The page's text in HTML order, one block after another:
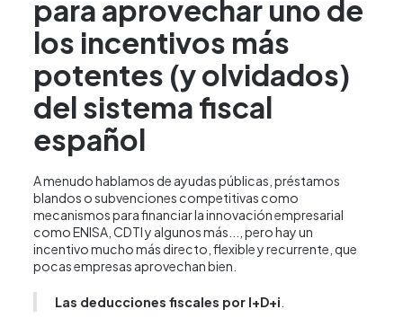
para aprovechar uno de
los incentivos más
potentes (y olvidados)
del sistema fiscal
español
A menudo hablamos de ayudas públicas, préstamos
blandos o subvenciones competitivas como
mecanismos para financiar la innovación empresarial
como ENISA, CDTI y algunos más..., pero hay un
incentivo mucho más directo, flexible y recurrente, que
pocas empresas aprovechan bien.
Las deducciones fiscales por I+D+i